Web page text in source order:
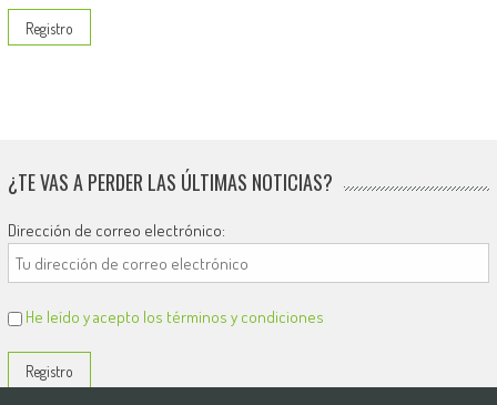
¿TE VAS A PERDER LAS ÚLTIMAS NOTICIAS?
Dirección de correo electrónico:
He leído y acepto los términos y condiciones